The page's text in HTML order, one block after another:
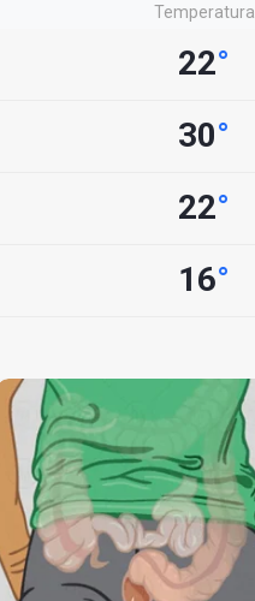
Temperatura
22°
30°
22°
16°